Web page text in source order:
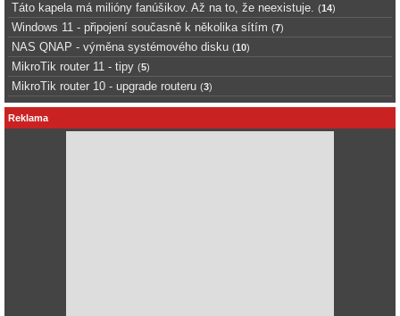
Táto kapela má milióny fanúšikov. Až na to, že neexistuje. (14)
Windows 11 - připojení současně k několika sítím (7)
NAS QNAP - výměna systémového disku (10)
MikroTik router 11 - tipy (5)
MikroTik router 10 - upgrade routeru (3)
Reklama